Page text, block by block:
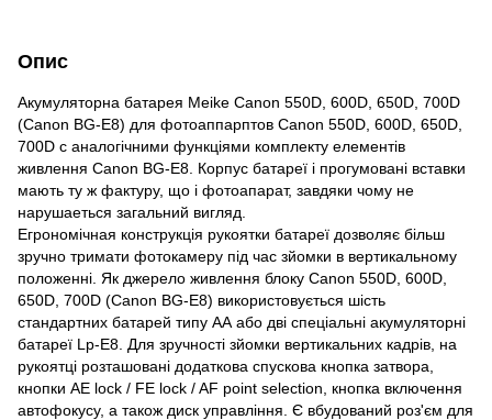
Опис
Акумуляторна батарея Meike Canon 550D, 600D, 650D, 700D
(Canon BG-E8) для фотоаппарптов Canon 550D, 600D, 650D,
700D c аналогічними функціями комплекту елементів
живлення Canon BG-E8. Корпус батареї і прогумовані вставки
мають ту ж фактуру, що і фотоапарат, завдяки чому не
нарушаеться загальний вигляд.
Егрономічная конструкція рукоятки батареї дозволяє більш
зручно тримати фотокамеру під час зйомки в вертикальному
положенні. Як джерело живлення блоку Canon 550D, 600D,
650D, 700D (Canon BG-E8) використовується шість
стандартних батарей типу АА або дві спеціальні акумуляторні
батареї Lp-E8. Для зручності зйомки вертикальних кадрів, на
рукоятці розташовані додаткова спускова кнопка затвора,
кнопки АЕ lock / FE lock / AF point selection, кнопка включення
автофокусу, а також диск управління. Є вбудований роз'єм для